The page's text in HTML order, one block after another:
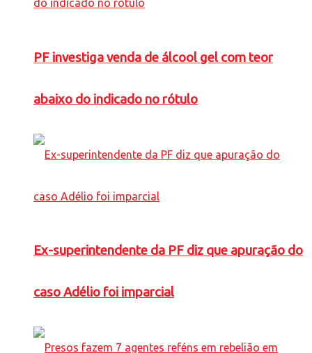
PF investiga venda de álcool gel com teor
abaixo do indicado no rótulo
Ex-superintendente da PF diz que apuração do
caso Adélio foi imparcial